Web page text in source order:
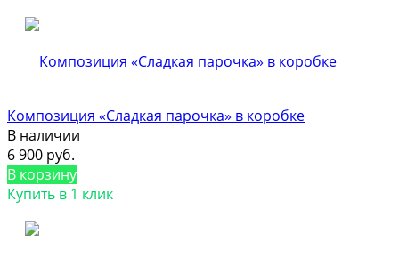
Композиция «Сладкая парочка» в коробке
В наличии
6 900 руб.
В корзину
Купить в 1 клик